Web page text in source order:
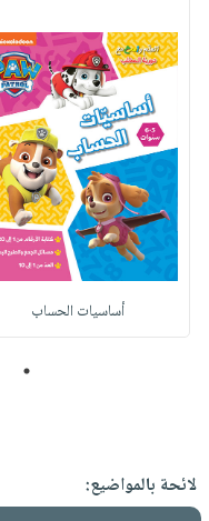
أساسيات الحساب
1
لائحة بالمواضيع: